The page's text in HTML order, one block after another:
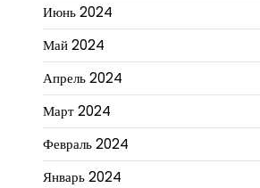
Июнь 2024
Май 2024
Апрель 2024
Март 2024
Февраль 2024
Январь 2024